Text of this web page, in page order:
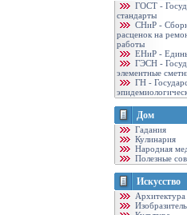
ГОСТ -
стандарты
CНиР -
расценок на
работы
ЕНиР -
ГЭСН -
элементные
ГН -
Дом
Гадания
Кулинария
Народная
Полезные
Искусство
Архитектура